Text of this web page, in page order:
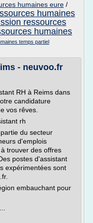
humaines eure /
humaines
ressources
humaines
temps partiel
- neuvoo.fr
RH à Reims dans
candidature
vos rêves.
rh
du secteur
d'emplois
trouver des offres
postes d'assistant
expérimentées sont
embauchant pour